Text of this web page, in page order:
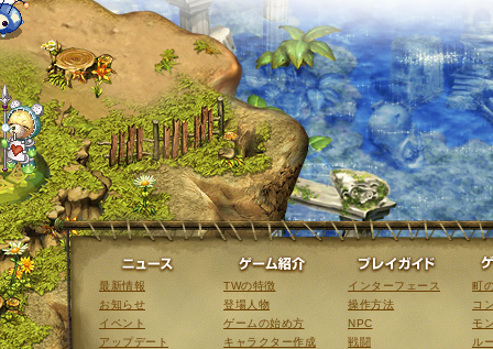
ニュース
最新情報
お知らせ
イベント
アップデート
ゲーム紹介
TWの特徴
登場人物
ゲームの始め方
キャラクター作成
インターフェース
操作方法
NPC
戦闘
町
コ
モ
ル